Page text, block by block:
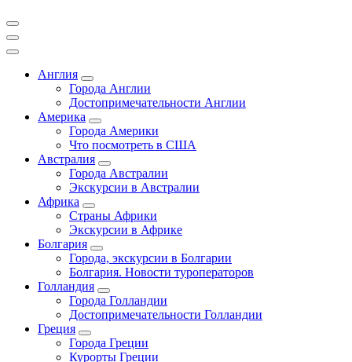
Англия
Города Англии
Достопримечательности Англии
Америка
Города Америки
Что посмотреть в США
Австралия
Города Австралии
Экскурсии в Австралии
Африка
Страны Африки
Экскурсии в Африке
Болгария
Города, экскурсии в Болгарии
Болгария. Новости туроператоров
Голландия
Города Голландии
Достопримечательности Голландии
Греция
Города Греции
Курорты Греции